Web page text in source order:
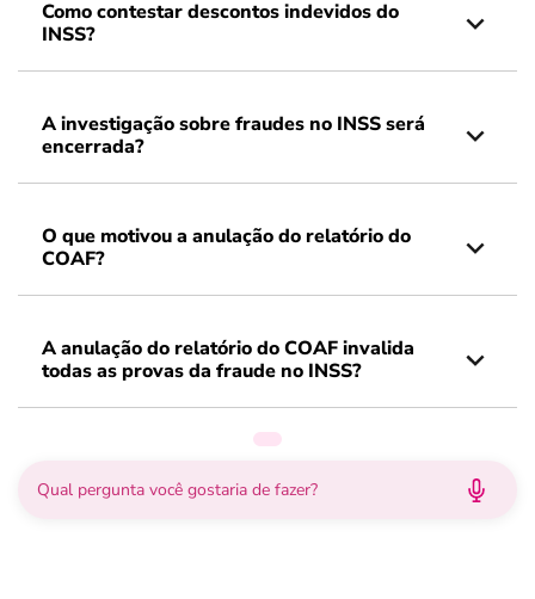
Como contestar descontos indevidos do
INSS?
A investigação sobre fraudes no INSS será
encerrada?
O que motivou a anulação do relatório do
COAF?
A anulação do relatório do COAF invalida
todas as provas da fraude no INSS?